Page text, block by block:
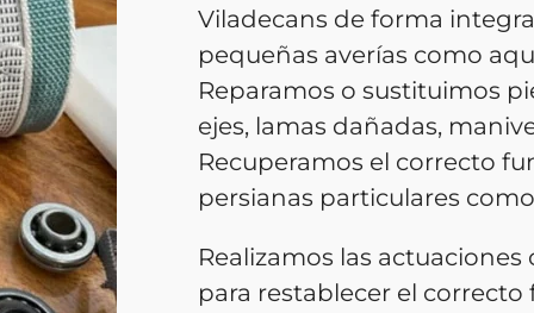
Viladecans de forma
pequeñas averías como
Reparamos o sustituimos
ejes, lamas dañadas,
Recuperamos el correcto
persianas particulares
Realizamos las
para restablecer el